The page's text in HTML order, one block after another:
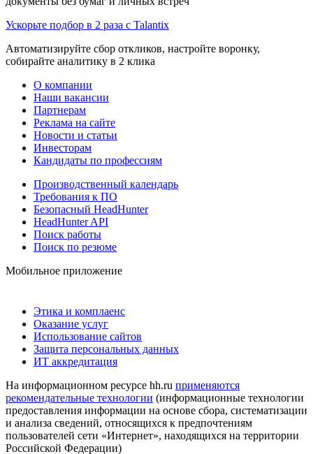
Ускорьте подбор в 2 раза с Talantix
Автоматизируйте сбор откликов, настройте воронку,
собирайте аналитику в 2 клика
О компании
Наши вакансии
Партнерам
Реклама на сайте
Новости и статьи
Инвесторам
Кандидаты по профессиям
Производственный календарь
Требования к ПО
Безопасный HeadHunter
HeadHunter API
Поиск работы
Поиск по резюме
Мобильное приложение
Этика и комплаенс
Оказание услуг
Использование сайтов
Защита персональных данных
ИТ аккредитация
На информационном ресурсе hh.ru применяются
рекомендательные технологии (информационные технологии
предоставления информации на основе сбора, систематизации
и анализа сведений, относящихся к предпочтениям
пользователей сети «Интернет», находящихся на территории
Российской Федерации)